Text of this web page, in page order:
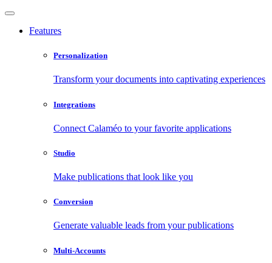
Features
Personalization
Transform your documents into captivating experiences
Integrations
Connect Calaméo to your favorite applications
Studio
Make publications that look like you
Conversion
Generate valuable leads from your publications
Multi-Accounts